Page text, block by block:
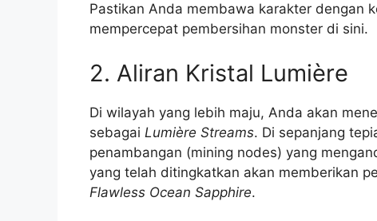
Pastikan Anda membawa karakter dengan
mempercepat pembersihan monster di sini.
2. Aliran Kristal Lumière
Di wilayah yang lebih maju, Anda akan
sebagai Lumière Streams. Di sepanjang
penambangan (mining nodes) yang
yang telah ditingkatkan akan memberikan
Flawless Ocean Sapphire.